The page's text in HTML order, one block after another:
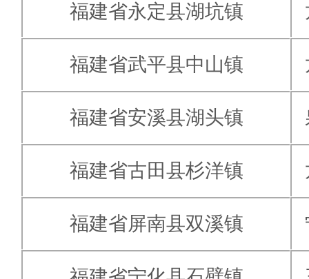
福建省永定县湖坑镇
福建省武平县中山镇
福建省安溪县湖头镇
福建省古田县杉洋镇
福建省屏南县双溪镇